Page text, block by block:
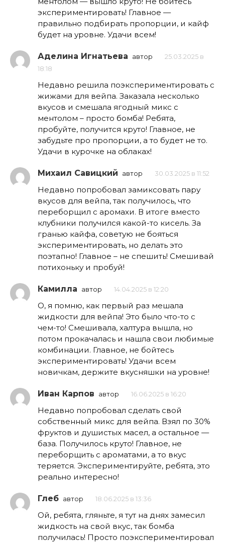
экспериментировать! Главное —
правильно подбирать пропорции, и кайф
будет на уровне. Удачи всем!
Аделина Игнатьева автор
25.03.2025 в
18:18
Недавно решила поэкспериментировать с
жижами для вейпа. Заказала несколько
вкусов и смешала ягодный микс с
ментолом – просто бомба! Ребята,
пробуйте, получится круто! Главное, не
забудьте про пропорции, а то будет не то.
Удачи в курочке на облаках!
Михаил Савицкий автор 30.03.2025 в 11:52
Недавно попробовал замиксовать пару
вкусов для вейпа, так получилось, что
переборщил с аромахи. В итоге вместо
клубники получился какой-то кисель. За
гранью кайфа, советую не бояться
экспериментировать, но делать это
поэтапно! Главное – не спешить! Смешивай
потихоньку и пробуй!
Камилла автор 14.04.2025 в 12:20
О, я помню, как первый раз мешала
жидкости для вейпа! Это было что-то с
чем-то! Смешивала, халтура вышла, но
потом прокачалась и нашла свои любимые
комбинации. Главное, не бойтесь
экспериментировать! Удачи всем
новичкам, держите вкусняшки на уровне!
Иван Карпов автор 16.06.2025 в 16:20
Недавно попробовал сделать свой
собственный микс для вейпа. Взял по 30%
фруктов и душистых масел, а остальное —
база. Получилось круто! Главное, не
переборщить с ароматами, а то вкус
теряется. Экспериментируйте, ребята, это
реально интересно!
Глеб автор 18.06.2025 в 13:36
Ой, ребята, гляньте, я тут на днях замесил
жидкость на свой вкус, так бомба
получилась! Просто поэкспериментировал